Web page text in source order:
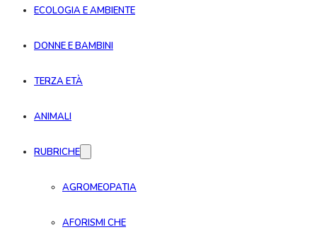
ECOLOGIA E AMBIENTE
DONNE E BAMBINI
TERZA ETÀ
ANIMALI
RUBRICHE
AGROMEOPATIA
AFORISMI CHE